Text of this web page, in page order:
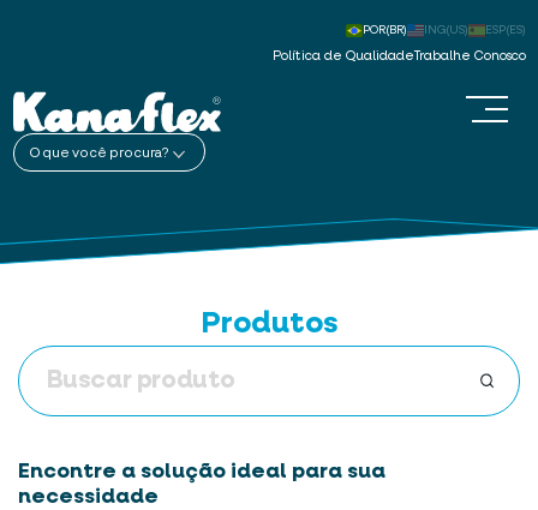
Política de Qualidade Trabalhe Conosco
POR(BR) ING(US) ESP(ES)
O que você procura?
Produtos
Encontre a solução ideal para sua
necessidade